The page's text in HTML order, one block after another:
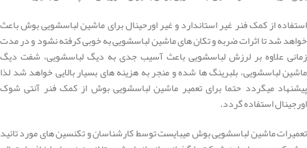
استفاده از کمک فنر غیر استاندارد و غیر اورحینال برای ماشین لباسشویی بوش باعث
خواهد شد تا اثرات ضربه و تکان های ماشین لباسشویی به خوبی کرفته نشود و در مدت
زمانی علاوه بر لرزش لباسشویی باعث آسیب جدی به دیگ لباسشویی، شفت دیگ
ماشین لباسشویی، بلبرینگ ها شده و منجر به هزینه های بسیار بالایی خواهد شد لذا
پیشنهاد میگردد حتما برای تعمیر ماشین لباسشویی بوش از کمک فنر آنتی شوک
اورجینال استفاده گردد.
تعمیرات ماشین لباسشویی بوش میبایست توسط کارشناسان و تکنسین های مورد تائید